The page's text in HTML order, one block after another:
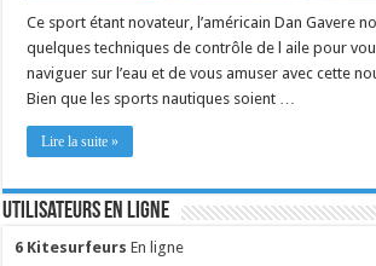
Ce sport étant novateur, l’américain Dan Gavere
quelques techniques de contrôle de l aile pour
naviguer sur l’eau et de vous amuser avec cette
Bien que les sports nautiques soient …
Lire la suite »
Utilisateurs en ligne
6 Kitesurfeurs En ligne